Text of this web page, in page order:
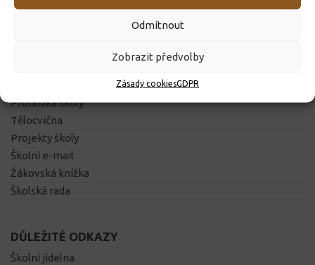
Odmítnout
Zobrazit předvolby
Zásady cookiesGDPR
Prohlídka školy
Tělocvična
Projekty školy
Školní e-mail
Žákovská knížka
Školská rada
DŮLEŽITÉ ODKAZY
Školní jídelna